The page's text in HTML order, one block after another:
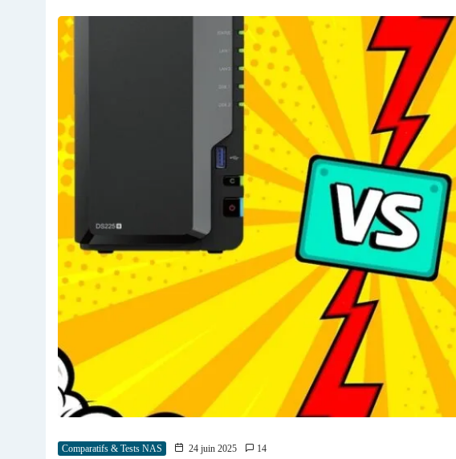
Comparatifs & Tests NAS 24 juin 2025 14